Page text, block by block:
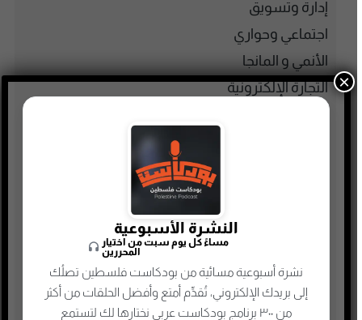
إدارة وتسويق
اجتماعي وحواري
الأنمي و المانجا
التجارة الإلكترونية
الطفل والحياة الأسرية
جريمة وغموض واحتيال
حقوق وقانون
النشرة الأسبوعية
مساءً كل يوم سبت من اختيار
المحررين
نشرة أسبوعية مسائية من بودكاست فلسطين تصلُك
إلى بريدك الإلكتروني، تُقدِّم أمتع وأفضل الحلقات من أكثر
من ٣٠٠ برنامج بودكاست عربي نختارها لك لتستمع
×